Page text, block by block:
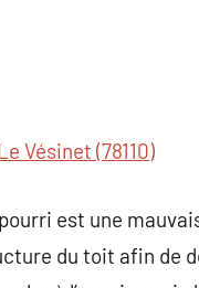
Vésinet (78110)
est une
du toit afin de